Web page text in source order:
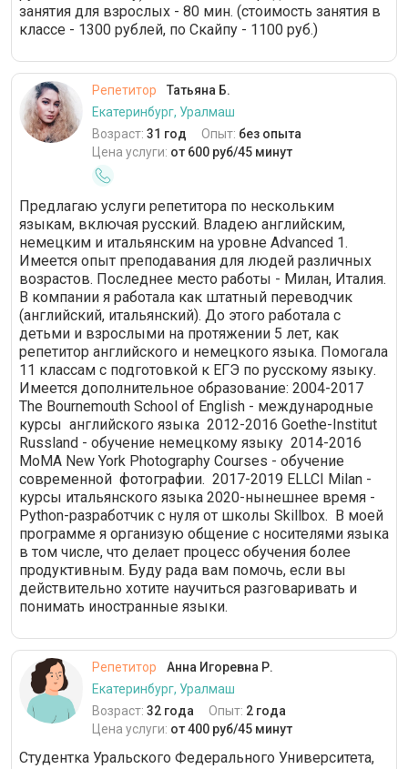
занятия для взрослых - 80 мин. (стоимость занятия в
классе - 1300 рублей, по Скайпу - 1100 руб.)
Репетитор
Татьяна Б.
Екатеринбург, Уралмаш
Возраст: 31 год Опыт: без опыта
Цена услуги: от 600 руб/45 минут
Предлагаю услуги репетитора по нескольким
языкам, включая русский. Владею английским,
немецким и итальянским на уровне Advanced 1.
Имеется опыт преподавания для людей различных
возрастов. Последнее место работы - Милан, Италия.
В компании я работала как штатный переводчик
(английский, итальянский). До этого работала с
детьми и взрослыми на протяжении 5 лет, как
репетитор английского и немецкого языка. Помогала
11 классам с подготовкой к ЕГЭ по русскому языку.
Имеется дополнительное образование: 2004-2017
The Bournemouth School of English - международные
курсы английского языка 2012-2016 Goethe-Institut
Russland - обучение немецкому языку 2014-2016
MoMA New York Photography Courses - обучение
современной фотографии. 2017-2019 ELLCI Milan -
курсы итальянского языка 2020-нынешнее время -
Python-разработчик с нуля от школы Skillbox. В моей
программе я организую общение с носителями языка
в том числе, что делает процесс обучения более
продуктивным. Буду рада вам помочь, если вы
действительно хотите научиться разговаривать и
понимать иностранные языки.
Репетитор
Анна Игоревна Р.
Екатеринбург, Уралмаш
Возраст: 32 года Опыт: 2 года
Цена услуги: от 400 руб/45 минут
Студентка Уральского Федерального Университета,